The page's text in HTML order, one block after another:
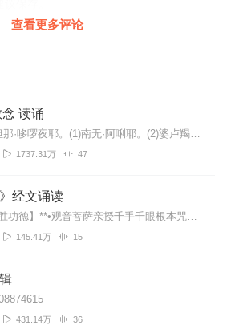
人减少冲动
查看更多评论
读诵
南无·喝啰怛那·哆啰夜耶。(1)南无·阿唎耶。(2)婆卢羯帝·烁钵啰耶。(3)菩提萨埵婆耶。(4)摩诃萨埵婆耶。(5)摩诃迦卢尼迦耶。(6)唵。(7)萨皤啰罚曳...
1737.31万 47
经文诵读
**【咒语殊胜功德】**•观音菩萨亲授千手千眼根本咒，佛陀赞叹"威力第一"•特别功效：消百万劫业障（尤其宿世杀业、堕胎罪业）化解冤亲债主纠缠（持满1...
145.41万 15
431.14万 36